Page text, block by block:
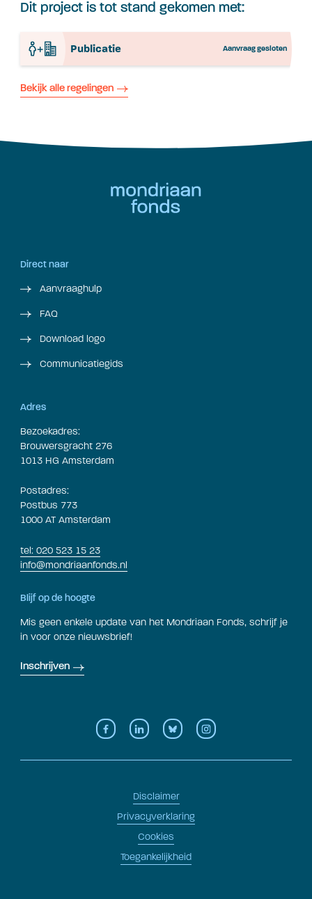
Dit project is tot stand gekomen met:
Publicatie Aanvraag gesloten
Bekijk alle regelingen
Direct naar
Aanvraaghulp
FAQ
Download logo
Communicatiegids
Adres
Bezoekadres:
Brouwersgracht 276
1013 HG Amsterdam
Postadres:
Postbus 773
1000 AT Amsterdam
tel: 020 523 15 23
info@mondriaanfonds.nl
Blijf op de hoogte
Mis geen enkele update van het Mondriaan Fonds, schrijf je
in voor onze nieuwsbrief!
Inschrijven
Disclaimer
Privacyverklaring
Cookies
Toegankelijkheid